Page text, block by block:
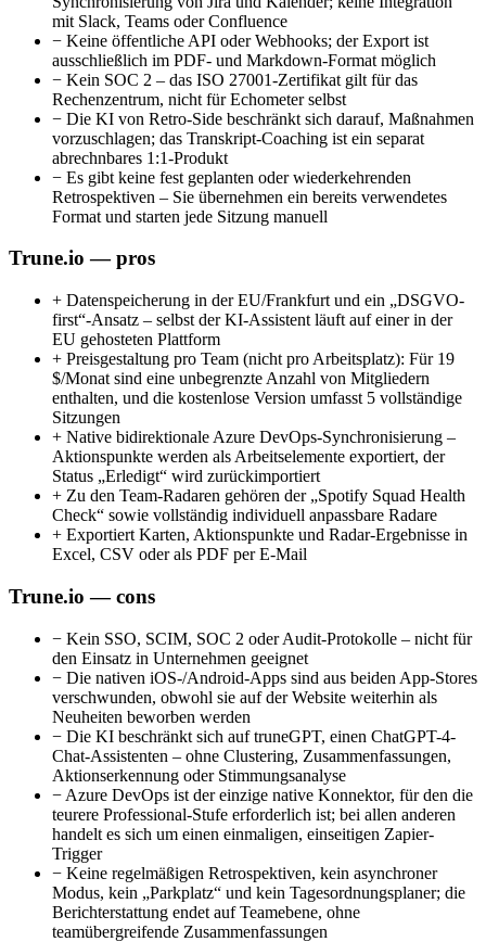
mit Slack, Teams oder Confluence
− Keine öffentliche API oder Webhooks; der Export ist
ausschließlich im PDF- und Markdown-Format möglich
− Kein SOC 2 – das ISO 27001-Zertifikat gilt für das
Rechenzentrum, nicht für Echometer selbst
− Die KI von Retro-Side beschränkt sich darauf, Maßnahmen
vorzuschlagen; das Transkript-Coaching ist ein separat
abrechnbares 1:1-Produkt
− Es gibt keine fest geplanten oder wiederkehrenden
Retrospektiven – Sie übernehmen ein bereits verwendetes
Format und starten jede Sitzung manuell
Trune.io — pros
+ Datenspeicherung in der EU/Frankfurt und ein „DSGVO-
first“-Ansatz – selbst der KI-Assistent läuft auf einer in der
EU gehosteten Plattform
+ Preisgestaltung pro Team (nicht pro Arbeitsplatz): Für 19
$/Monat sind eine unbegrenzte Anzahl von Mitgliedern
enthalten, und die kostenlose Version umfasst 5 vollständige
Sitzungen
+ Native bidirektionale Azure DevOps-Synchronisierung –
Aktionspunkte werden als Arbeitselemente exportiert, der
Status „Erledigt“ wird zurückimportiert
+ Zu den Team-Radaren gehören der „Spotify Squad Health
Check“ sowie vollständig individuell anpassbare Radare
+ Exportiert Karten, Aktionspunkte und Radar-Ergebnisse in
Excel, CSV oder als PDF per E-Mail
Trune.io — cons
− Kein SSO, SCIM, SOC 2 oder Audit-Protokolle – nicht für
den Einsatz in Unternehmen geeignet
− Die nativen iOS-/Android-Apps sind aus beiden App-Stores
verschwunden, obwohl sie auf der Website weiterhin als
Neuheiten beworben werden
− Die KI beschränkt sich auf truneGPT, einen ChatGPT-4-
Chat-Assistenten – ohne Clustering, Zusammenfassungen,
Aktionserkennung oder Stimmungsanalyse
− Azure DevOps ist der einzige native Konnektor, für den die
teurere Professional-Stufe erforderlich ist; bei allen anderen
handelt es sich um einen einmaligen, einseitigen Zapier-
Trigger
− Keine regelmäßigen Retrospektiven, kein asynchroner
Modus, kein „Parkplatz“ und kein Tagesordnungsplaner; die
Berichterstattung endet auf Teamebene, ohne
teamübergreifende Zusammenfassungen